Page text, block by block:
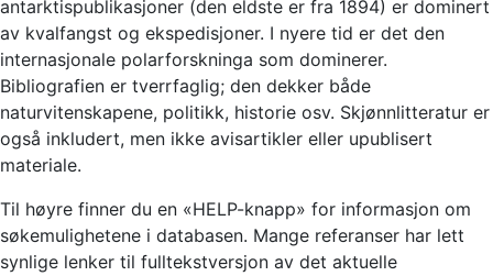
antarktispublikasjoner (den eldste er fra 1894) er dominert
av kvalfangst og ekspedisjoner. I nyere tid er det den
internasjonale polarforskninga som dominerer.
Bibliografien er tverrfaglig; den dekker både
naturvitenskapene, politikk, historie osv. Skjønnlitteratur er
også inkludert, men ikke avisartikler eller upublisert
materiale.
Til høyre finner du en «HELP-knapp» for informasjon om
søkemulighetene i databasen. Mange referanser har lett
synlige lenker til fulltekstversjon av det aktuelle